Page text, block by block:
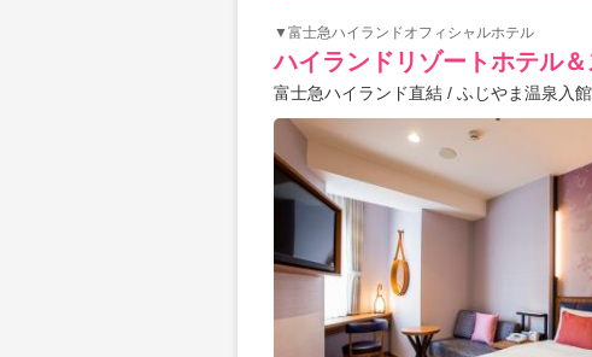
▼富士急ハイランドオフィシャルホテル
ハイランドリゾートホテル
富士急ハイランド直結 / ふじやま温泉入